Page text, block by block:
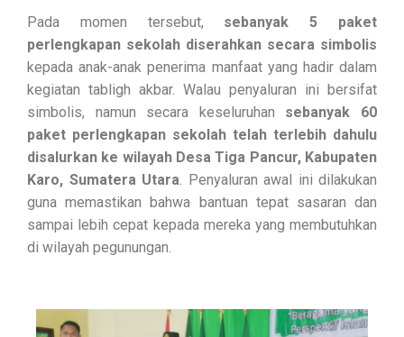
Pada momen tersebut, sebanyak 5 paket
perlengkapan sekolah diserahkan secara simbolis
kepada anak-anak penerima manfaat yang hadir dalam
kegiatan tabligh akbar. Walau penyaluran ini bersifat
simbolis, namun secara keseluruhan sebanyak 60
paket perlengkapan sekolah telah terlebih dahulu
disalurkan ke wilayah Desa Tiga Pancur, Kabupaten
Karo, Sumatera Utara. Penyaluran awal ini dilakukan
guna memastikan bahwa bantuan tepat sasaran dan
sampai lebih cepat kepada mereka yang membutuhkan
di wilayah pegunungan.